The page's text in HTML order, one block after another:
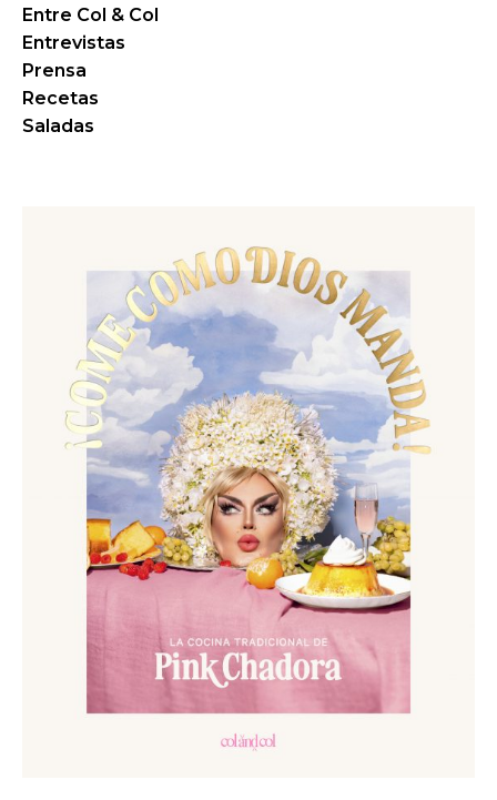
Entre Col & Col
Entrevistas
Prensa
Recetas
Saladas